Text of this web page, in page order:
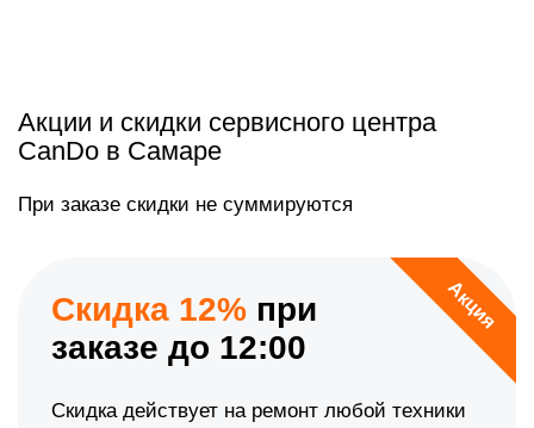
Акции и скидки сервисного центра
CanDo в Самаре
При заказе скидки не суммируются
Акция
Скидка 12% при
заказе до 12:00
Скидка действует на ремонт любой техники